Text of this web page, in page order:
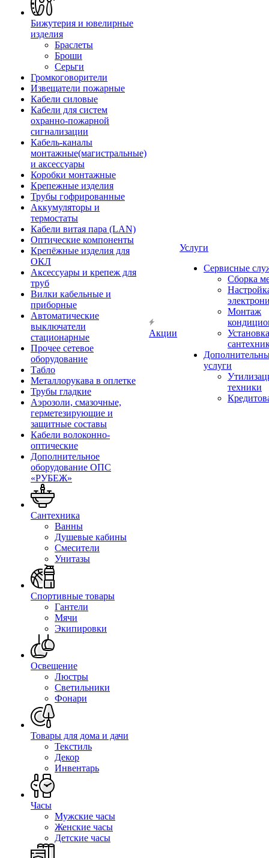
Бижутерия и ювелирные
изделия
Браслеты
Броши
Серьги
Громкоговорители
Извещатели пожарные
Кабели силовые
Кабели для систем
охранно-пожарной
сигнализации
Кабель-каналы
монтажные(магистральные)
и аксессуары
Коробки монтажные
Крепежные изделия
Трубы гофрированные
Аккумуляторы и
термостаты
Кабели витая пара (LAN)
Оптические компоненты
Крепёжные изделия для
ОКЛ
Аксессуары и крепеж для
труб
Вилки кабельные и
приборные
Автоматические
выключатели
стационарные
Прочее сетевое
оборудование
Табло
Металлорукава в оплетке
Трубы гладкие
Аэрозоли, смазочные,
герметезирующие и
защитные составы
Кабели волоконно-
оптические
Дополнительное
оборудование ОПС
«РУБЕЖ»
Сантехника
Ванны
Душевые кабины
Смесители
Унитазы
Спортивные товары
Гантели
Мячи
Экипировки
Освещение
Люстры
Светильники
Фонари
Товары для дома и дачи
Текстиль
Декор
Инвентарь
Часы
Мужские часы
Женские часы
Детские часы
Акции
Услуги
Сервисные
Сборка
Монтаж
Установка
услуги
техники